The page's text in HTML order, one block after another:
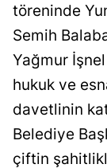
töreninde
Semih
Yağmur
hukuk ve
davetlinin
Belediye
çiftin